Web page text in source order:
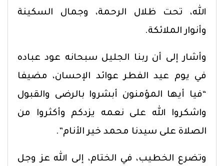
الله، تحت ظلال الرحمة، وجمال السكينة
وأنوار الملائكة.
وأشار إلى أن ربنا الجليل سبحانه عود عباده
في يوم عيد الفطر عوائد الإحسان، مضيفا
“فيا أيها المؤمنون أبشروا بالرضى والقبول
واشكروا الله على نعمه يزدكم وأكثروا من
الصلاة على سيدنا محمد خير الأنام”.
وتضرع الخطيب، في الختام، إلى الله عز وجل